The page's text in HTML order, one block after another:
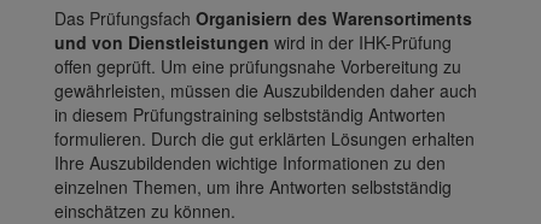
Das Prüfungsfach Organisiern des Warensortiments
und von Dienstleistungen wird in der IHK-Prüfung
offen geprüft. Um eine prüfungsnahe Vorbereitung zu
gewährleisten, müssen die Auszubildenden daher auch
in diesem Prüfungstraining selbstständig Antworten
formulieren. Durch die gut erklärten Lösungen erhalten
Ihre Auszubildenden wichtige Informationen zu den
einzelnen Themen, um ihre Antworten selbstständig
einschätzen zu können.